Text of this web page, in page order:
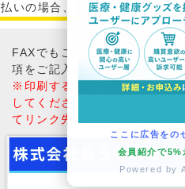
払いの場合、銀行振込み手数料
FAXでもご注文も承っており
項をご記入の上、FAXしてく
※印刷すると小さくなる場合
してください。カタログをダ
てリンク先を保存」してくださ
ここに広告をの
会員紹介で5%
Powered by